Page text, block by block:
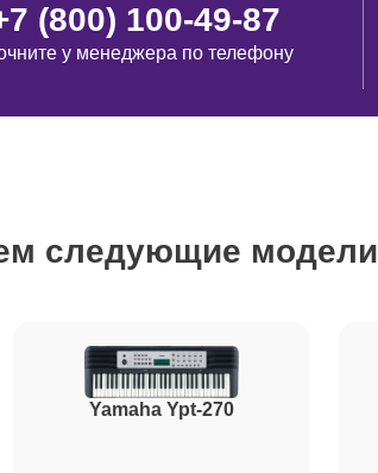
от 120 минут
от 50 минут
от 40 минут
(800) 100-49-87
у менеджера по телефону
следующие модели
Yamaha Ypt-270